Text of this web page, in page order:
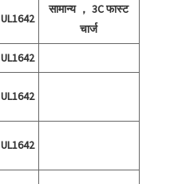
UL1642
सामान्य ， 3C फास्ट
चार्ज
UL1642
UL1642
UL1642